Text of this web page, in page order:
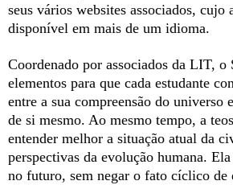
seus vários websites associados, cujo
disponível em mais de um idioma.
Coordenado por associados da LIT, o
elementos para que cada estudante
entre a sua compreensão do universo
de si mesmo. Ao mesmo tempo, a
entender melhor a situação atual da
perspectivas da evolução humana.
no futuro, sem negar o fato cíclico de